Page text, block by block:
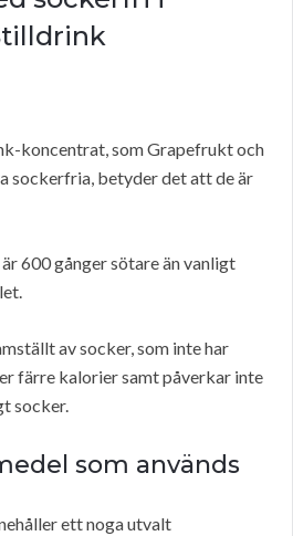
koncentrat, som Grapefrukt och
sockerfria, betyder det att de är
600 gånger sötare än vanligt
av socker, som inte har
färre kalorier samt påverkar inte
socker.
som används
ett noga utvalt